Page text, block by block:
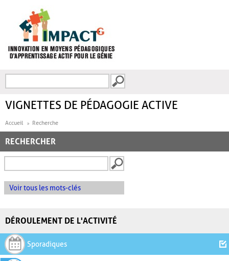
FORMULAIRE DE
VIGNETTES DE PÉDAGOGIE ACTIVE
Accueil Recherche
RECHERCHER
Voir tous les mots-clés
DÉROULEMENT DE L'ACTIVITÉ
Sporadiques